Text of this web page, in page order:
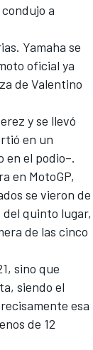
a
Yamaha se
oficial ya
de Valentino
y se llevó
en un
en el podio–.
en MotoGP,
se vieron de
quinto lugar,
de las cinco
sino que
siendo el
esa
de 12